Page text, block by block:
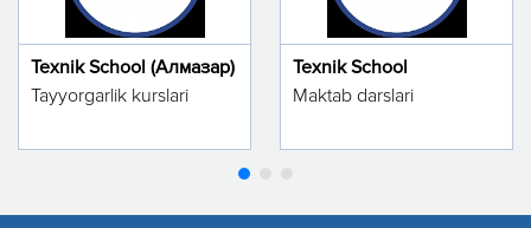
Texnik School (Алмазар)
Tayyorgarlik kurslari
Texnik School
Maktab darslari